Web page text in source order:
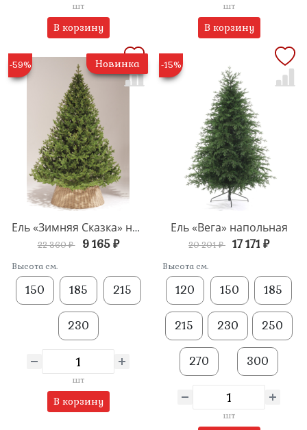
шт
В корзину
шт
В корзину
-59% Новинка
Ель «Зимняя Сказка» напольная
22 360 ₽ 9 165 ₽
Высота см.
150 185 215
230
шт
В корзину
-15%
Ель «Вега» напольная
20 201 ₽ 17 171 ₽
Высота см.
120 150 185
215 230 250
270 300
шт